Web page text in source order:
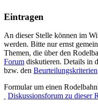
Eintragen
An dieser Stelle können im
werden. Bitte nur ernst
Themen, die über den
Forum diskutieren. Details in
bzw. den Beurteilungskriterien
Formular um einen
Diskussionsforum zu dieser